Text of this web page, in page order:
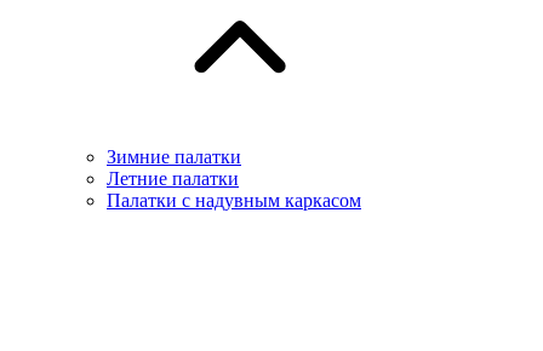
Зимние палатки
Летние палатки
Палатки с надувным каркасом